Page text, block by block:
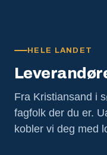
HELE LANDET
Fra Kristiansand i
fagfolk der du er.
kobler vi deg med